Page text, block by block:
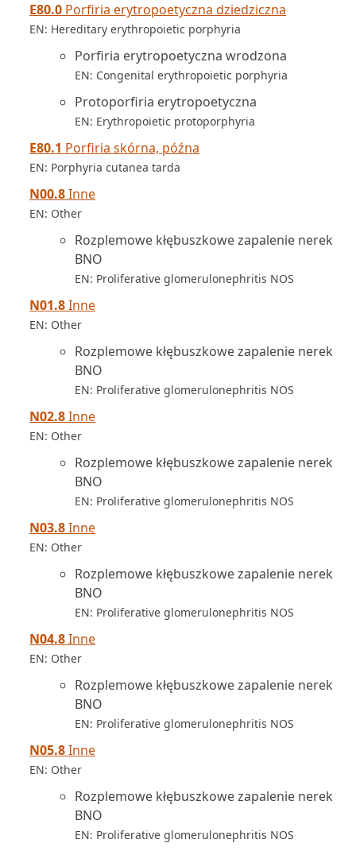
E80.0 Porfiria erytropoetyczna dziedziczna
EN: Hereditary erythropoietic porphyria
Porfiria erytropoetyczna wrodzona
EN: Congenital erythropoietic porphyria
Protoporfiria erytropoetyczna
EN: Erythropoietic protoporphyria
E80.1 Porfiria skórna, późna
EN: Porphyria cutanea tarda
N00.8Inne
EN: Other
Rozplemowe kłębuszkowe zapalenie nerek
BNO
EN: Proliferative glomerulonephritis NOS
N01.8Inne
EN: Other
Rozplemowe kłębuszkowe zapalenie nerek
BNO
EN: Proliferative glomerulonephritis NOS
N02.8Inne
EN: Other
Rozplemowe kłębuszkowe zapalenie nerek
BNO
EN: Proliferative glomerulonephritis NOS
N03.8Inne
EN: Other
Rozplemowe kłębuszkowe zapalenie nerek
BNO
EN: Proliferative glomerulonephritis NOS
N04.8Inne
EN: Other
Rozplemowe kłębuszkowe zapalenie nerek
BNO
EN: Proliferative glomerulonephritis NOS
N05.8Inne
EN: Other
Rozplemowe kłębuszkowe zapalenie nerek
BNO
EN: Proliferative glomerulonephritis NOS